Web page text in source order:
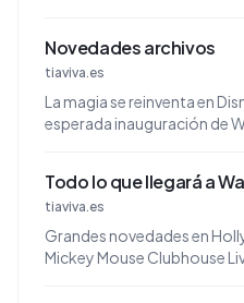
Novedades archivos
tiaviva.es
La magia se reinventa en
esperada inauguración de
Todo lo que llegará a
tiaviva.es
Grandes novedades en
Mickey Mouse Clubhouse